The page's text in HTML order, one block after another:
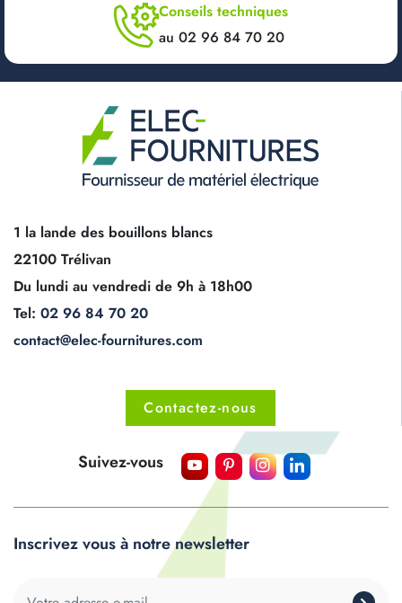
Conseils techniques
au 02 96 84 70 20
1 la lande des bouillons blancs
22100 Trélivan
Du lundi au vendredi de 9h à 18h00
Tel: 02 96 84 70 20
contact@elec-fournitures.com
Contactez-nous
Suivez-vous
Inscrivez vous à notre newsletter